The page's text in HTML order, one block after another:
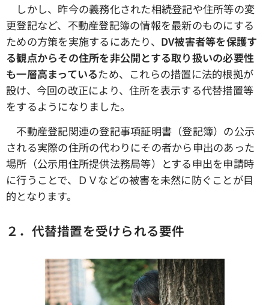
しかし、昨今の義務化された相続登記や住所等の変
更登記など、不動産登記簿の情報を最新のものにする
ための方策を実施するにあたり、 DV被害者等を保護す
る観点からその住所を非公開とする取り扱いの必要性
も一層高まっているため、これらの措置に法的根拠が
設け、今回の改正により、住所を表示する代替措置等
をするようになりました。
不動産登記関連の登記事項証明書（登記簿）の公示
される実際の住所の代わりにその者から申出のあった
場所（公示用住所提供法務局等）とする申出を申請時
に行うことで、ＤＶなどの被害を未然に防ぐことが目
的となります。
２．代替措置を受けられる要件